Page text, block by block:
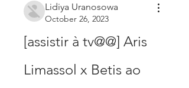
Lidiya Uranosowa
October 26, 2023
[assistir à tv@@] Aris
Limassol x Betis ao